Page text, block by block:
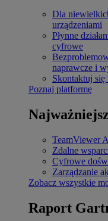
Dla
urządzeniami
Płynne
cyfrowe
naprawcze i
Skontaktuj się
Poznaj platformę
TeamViewer
Zdalne
Cyfrowe
Zarządzanie
Zobacz wszystkie
Raport